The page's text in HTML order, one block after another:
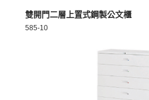
MORE >
雙開門二層上置式鋼製公文櫃
585-10